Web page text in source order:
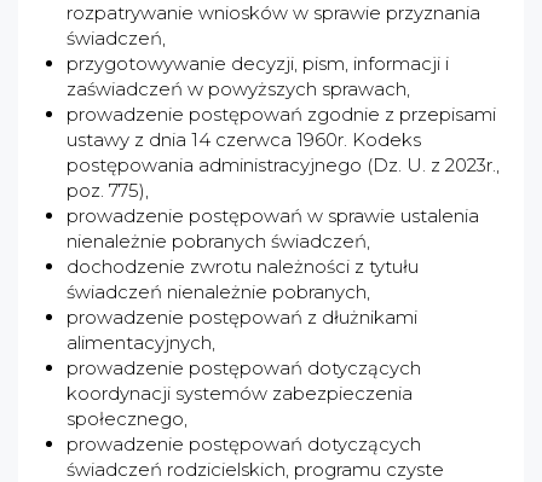
rozpatrywanie wniosków w sprawie przyznania
świadczeń,
przygotowywanie decyzji, pism, informacji i
zaświadczeń w powyższych sprawach,
prowadzenie postępowań zgodnie z przepisami
ustawy z dnia 14 czerwca 1960r. Kodeks
postępowania administracyjnego (Dz. U. z 2023r.,
poz. 775),
prowadzenie postępowań w sprawie ustalenia
nienależnie pobranych świadczeń,
dochodzenie zwrotu należności z tytułu
świadczeń nienależnie pobranych,
prowadzenie postępowań z dłużnikami
alimentacyjnych,
prowadzenie postępowań dotyczących
koordynacji systemów zabezpieczenia
społecznego,
prowadzenie postępowań dotyczących
świadczeń rodzicielskich, programu czyste